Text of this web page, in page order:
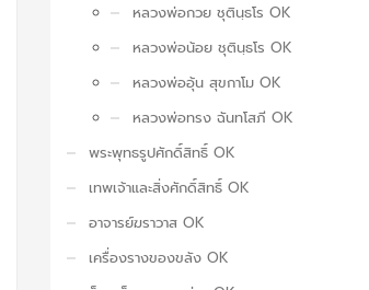
หลวงพ่อกวย ชุตินฺธโร OK
หลวงพ่อน้อย ชุตินฺธโร OK
หลวงพ่ออุ้น สุขกาโม OK
หลวงพ่อทรง ฉันทโสภี OK
พระพุทธรูปศักดิ์สิทธิ์ OK
เทพเจ้าและสิ่งศักดิ์สิทธิ์ OK
อาจารย์ฆราวาส OK
เครื่องรางของขลัง OK